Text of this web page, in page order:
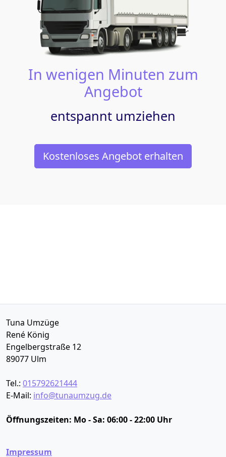
In wenigen Minuten zum
Angebot
entspannt umziehen
Kostenloses Angebot erhalten
Tuna Umzüge
René König
Engelbergstraße 12
89077 Ulm
Tel.: 015792621444
E-Mail: info@tunaumzug.de
Öffnungszeiten: Mo - Sa: 06:00 - 22:00 Uhr
Impressum